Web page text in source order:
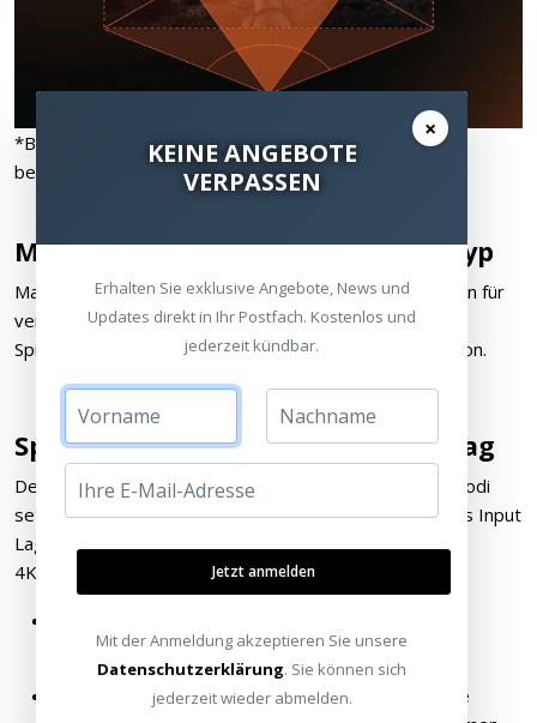
*Bitte beachte: Der digitale Zoom kann den Input Lag
beeinflussen.
Maßgeschneidert für jeden Spieltyp
Maßgeschneiderte visuelle und akustische Anpassungen für
verschiedene Spielgenres sorgen für ein besseres
Spielerlebnis und eine verstärkte sensorische Immersion.
Spielmodi mit geringstem Input Lag
Der ultraschnelle Input Lag von 4,16 ms* in den Spielmodi
setzt deine Handlungen verzögerungsfrei um (*4,16ms Input
Lag in 1080p@240Hz, 8ms in 1440p@120Hz, 16ms in
4K@60Hz).
cineastischen Realismus mit tiefem Bass ein
(Sportspiel Modus): Erlebe verstärkte
×
KEINE ANGEBOTE
VERPASSEN
Erhalten Sie exklusive Angebote, News und
Updates direkt in Ihr Postfach. Kostenlos und
jederzeit kündbar.
Jetzt anmelden
Mit der Anmeldung akzeptieren Sie unsere
Datenschutzerklärung. Sie können sich
jederzeit wieder abmelden.